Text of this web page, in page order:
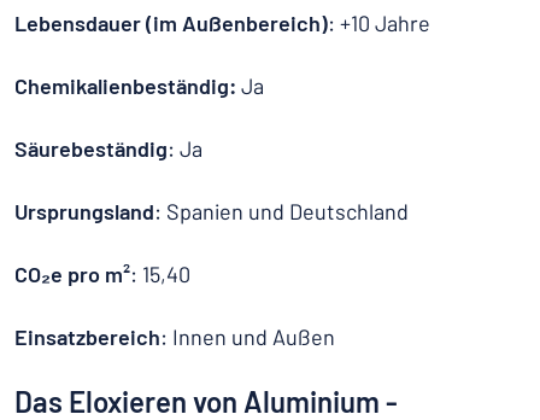
Lebensdauer (im Außenbereich): +10 Jahre
Chemikalienbeständig: Ja
Säurebeständig: Ja
Ursprungsland: Spanien und Deutschland
CO₂e pro m²: 15,40
Einsatzbereich: Innen und Außen
Das Eloxieren von Aluminium -